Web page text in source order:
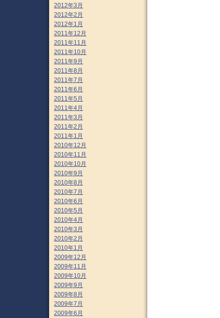
2012年3月
2012年2月
2012年1月
2011年12月
2011年11月
2011年10月
2011年9月
2011年8月
2011年7月
2011年6月
2011年5月
2011年4月
2011年3月
2011年2月
2011年1月
2010年12月
2010年11月
2010年10月
2010年9月
2010年8月
2010年7月
2010年6月
2010年5月
2010年4月
2010年3月
2010年2月
2010年1月
2009年12月
2009年11月
2009年10月
2009年9月
2009年8月
2009年7月
2009年6月